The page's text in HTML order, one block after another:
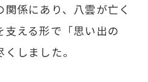
係にあり、八雲が亡く
える形で「思い出の
しました。